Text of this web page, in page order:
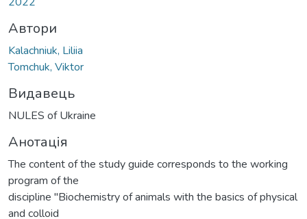
Автори
Kalachniuk, Liliia
Tomchuk, Viktor
Видавець
NULES of Ukraine
Анотація
The content of the study guide corresponds to the working
program of the
discipline "Biochemistry of animals with the basics of physical
and colloid